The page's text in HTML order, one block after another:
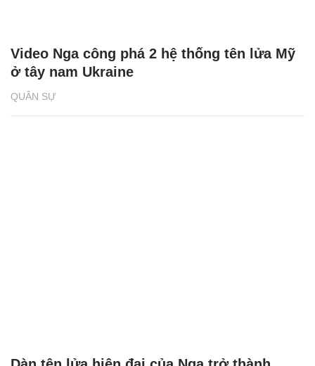
QUÂN SỰ
Video Nga công phá 2 hệ thống tên lửa Mỹ
ở tây nam Ukraine